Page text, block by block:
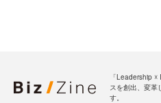
「Leadership
スを創出、変革
す。